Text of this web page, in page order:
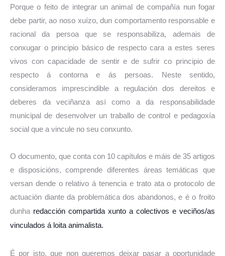
Porque o feito de integrar un animal de compañía nun fogar
debe partir, ao noso xuízo, dun comportamento responsable e
racional da persoa que se responsabiliza, ademais de
conxugar o principio básico de respecto cara a estes seres
vivos con capacidade de sentir e de sufrir co principio de
respecto á contorna e ás persoas. Neste sentido,
consideramos imprescindible a regulación dos dereitos e
deberes da veciñanza así como a da responsabilidade
municipal de desenvolver un traballo de control e pedagoxía
social que a vincule no seu conxunto.
O documento, que conta con 10 capítulos e máis de 35 artigos
e disposicións, comprende diferentes áreas temáticas que
versan dende o relativo á tenencia e trato ata o protocolo de
actuación diante da problemática dos abandonos, e é o froito
dunha redacción compartida xunto a colectivos e veciños/as
vinculados á loita animalista.
É por isto, que non queremos deixar pasar a oportunidade